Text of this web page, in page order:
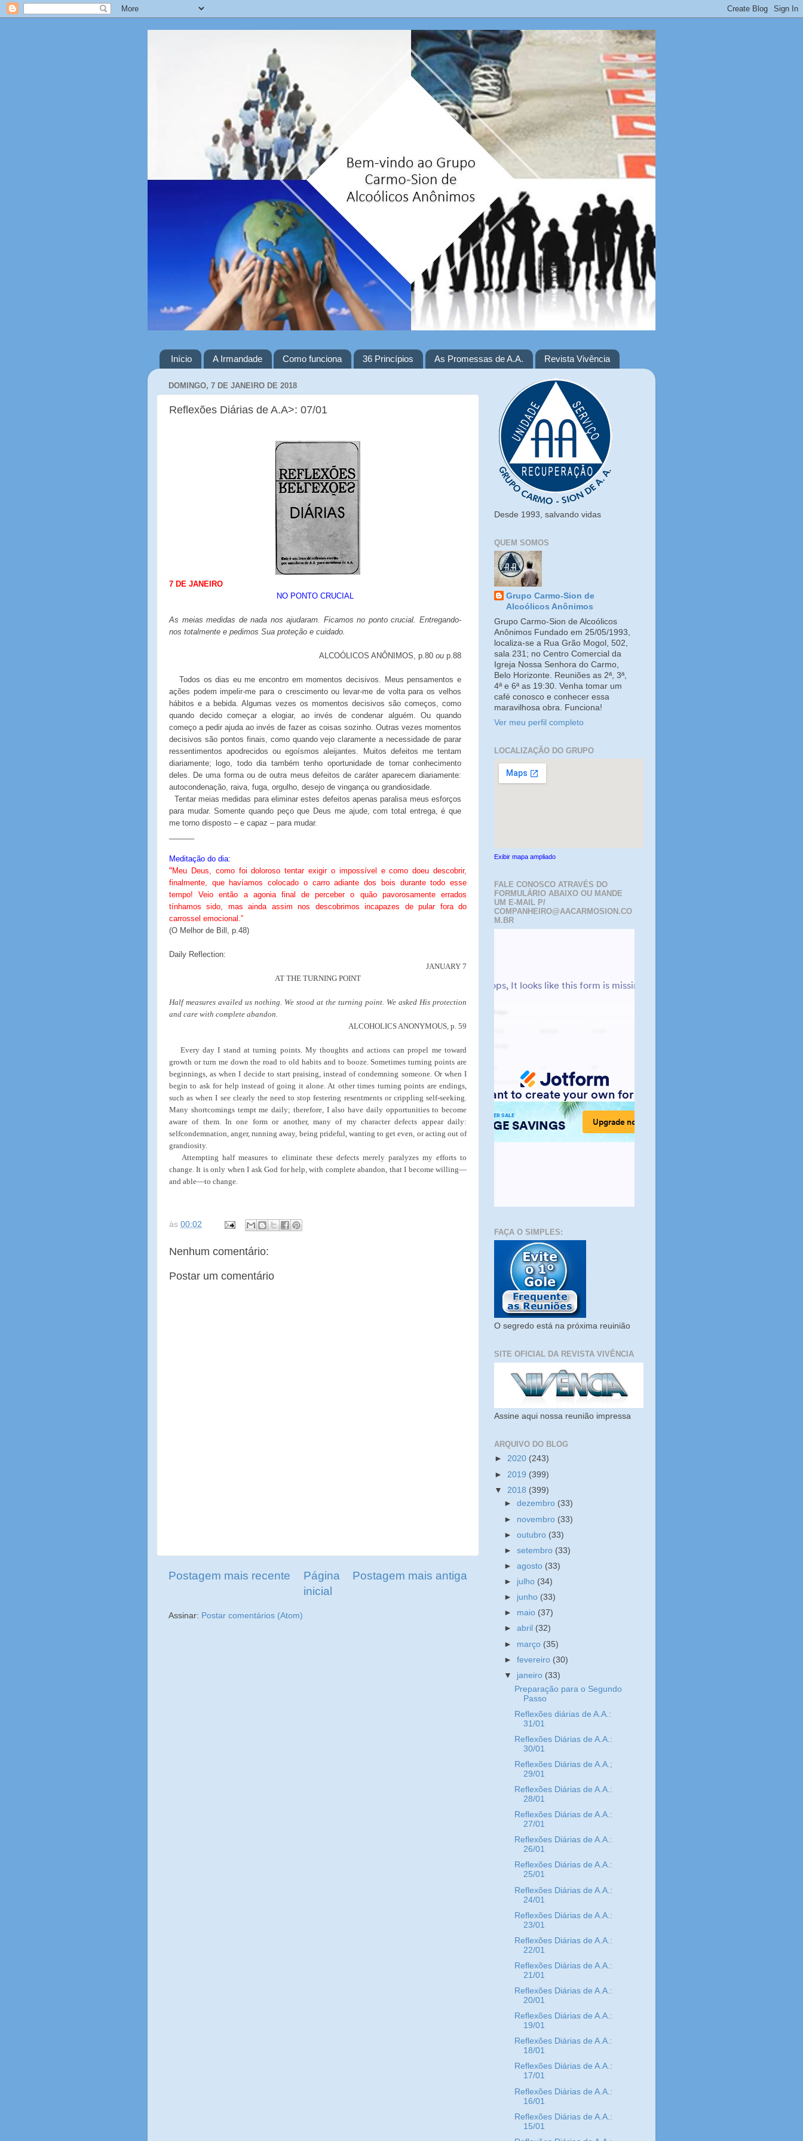
Início A Irmandade Como funciona 36 Princípios As Promessas de A.A. Revista Vivência
DOMINGO, 7 DE JANEIRO DE 2018
Reflexões Diárias de A.A>: 07/01
7 DE JANEIRO
NO PONTO CRUCIAL
As meias medidas de nada nos ajudaram. Ficamos no ponto crucial. Entregando-
nos totalmente e pedimos Sua proteção e cuidado.
ALCOÓLICOS ANÔNIMOS, p.80 oup.88
Todos os dias eu me encontro em momentos decisivos. Meus pensamentos e
ações podem impelir-me para o crescimento ou levar-me de volta para os velhos
hábitos e a bebida. Algumas vezes os momentos decisivos são começos, como
quando decido começar a elogiar, ao invés de condenar alguém. Ou quando
começo a pedir ajuda ao invés de fazer as coisas sozinho. Outras vezes momentos
decisivos são pontos finais, como quando vejo claramente a necessidade de parar
ressentimentos apodrecidos ou egoísmos aleijantes. Muitos defeitos me tentam
diariamente; logo, todo dia também tenho oportunidade de tomar conhecimento
deles. De uma forma ou de outra meus defeitos de caráter aparecem diariamente:
autocondenação, raiva, fuga, orgulho, desejo de vingança ou grandiosidade.
Tentar meias medidas para eliminar estes defeitos apenas paralisa meus esforços
para mudar. Somente quando peço que Deus me ajude, com total entrega, é que
me torno disposto – e capaz – para mudar.
Meditação do dia:
“Meu Deus, como foi doloroso tentar exigir o impossível e como doeu descobrir,
finalmente, que havíamos colocado o carro adiante dos bois durante todo esse
tempo! Veio então a agonia final de perceber o quão pavorosamente errados
tínhamos sido, mas ainda assim nos descobrimos incapazes de pular fora do
carrossel emocional.”
(O Melhor de Bill, p.48)
Daily Reflection:
JANUARY 7
AT THE TURNING POINT
Half measures availed us nothing. We stood at the turning point. We asked His protection
and care with complete abandon.
ALCOHOLICS ANONYMOUS, p. 59
Every day I stand at turning points. My thoughts and actions can propel me toward
growth or turn me down the road to old habits and to booze. Sometimes turning points are
beginnings, as when I decide to start praising, instead of condemning someone. Or when I
begin to ask for help instead of going it alone. At other times turning points are endings,
such as when I see clearly the need to stop festering resentments or crippling self-seeking.
Many shortcomings tempt me daily; therefore, I also have daily opportunities to become
aware of them. In one form or another, many of my character defects appear daily:
selfcondemnation, anger, running away, being prideful, wanting to get even, or acting out of
grandiosity.
Attempting half measures to eliminate these defects merely paralyzes my efforts to
change. It is only when I ask God for help, with complete abandon, that I become willing—
and able—to change.
às 00:02
Nenhum comentário:
Postar um comentário
Postagem mais recente Postagem mais antiga
Página
inicial
Assinar: Postar comentários (Atom)
Desde 1993, salvando vidas
QUEM SOMOS
Grupo Carmo-Sion de
Alcoólicos Anônimos
Grupo Carmo-Sion de Alcoólicos
Anônimos Fundado em 25/05/1993,
localiza-se a Rua Grão Mogol, 502,
sala 231; no Centro Comercial da
Igreja Nossa Senhora do Carmo,
Belo Horizonte. Reuniões as 2ª, 3ª,
4ª e 6ª as 19:30. Venha tomar um
café conosco e conhecer essa
maravilhosa obra. Funciona!
Ver meu perfil completo
LOCALIZAÇÃO DO GRUPO
Exibir mapa ampliado
FALE CONOSCO ATRAVÉS DO
FORMULÁRIO ABAIXO OU MANDE
UM E-MAIL P/
COMPANHEIRO@AACARMOSION.CO
M.BR
FAÇA O SIMPLES:
O segredo está na próxima reuinião
SITE OFICIAL DA REVISTA VIVÊNCIA
Assine aqui nossa reunião impressa
ARQUIVO DO BLOG
► 2020 (243)
► 2019 (399)
▼ 2018 (399)
►dezembro (33)
► novembro (33)
►outubro (33)
►setembro (33)
►agosto (33)
► julho (34)
► junho (33)
► maio (37)
►abril (32)
► março (35)
►fevereiro (30)
▼ janeiro (33)
Preparação para o Segundo
Passo
Reflexões diárias de A.A.:
31/01
Reflexões Diárias de A.A.:
30/01
Reflexões Diárias de A.A.;
29/01
Reflexões Diárias de A.A.:
28/01
Reflexões Diárias de A.A.:
27/01
Reflexões Diárias de A.A.:
26/01
Reflexões Diárias de A.A.:
25/01
Reflexões Diárias de A.A.:
24/01
Reflexões Diárias de A.A.:
23/01
Reflexões Diárias de A.A.:
22/01
Reflexões Diárias de A.A.:
21/01
Reflexões Diárias de A.A.:
20/01
Reflexões Diárias de A.A.:
19/01
Reflexões Diárias de A.A.:
18/01
Reflexões Diárias de A.A.:
17/01
Reflexões Diárias de A.A.:
16/01
Reflexões Diárias de A.A.:
15/01